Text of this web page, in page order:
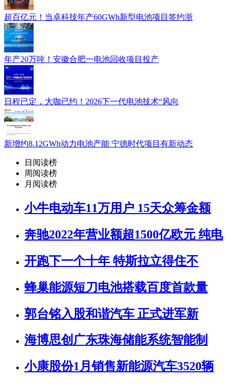
超百亿元！当卓科技年产60GWh新型电池项目签约浙
年产20万吨！安徽合肥一电池回收项目投产
日程已定，大咖已约！2026下一代电池技术“风向
新增约8.12GWh动力电池产能 宁德时代项目有新动态
日阅读榜
周阅读榜
月阅读榜
小牛电动车11万用户 15天众筹金额
奔驰2022年营业额超1500亿欧元 纯电
开跑下一个十年 特斯拉立得住不
蜂巢能源短刀电池搭载百度首款量
郭台铭入股和谐汽车 正式进军新
海博思创广东珠海储能系统智能制
小康股份1月销售新能源汽车3520辆